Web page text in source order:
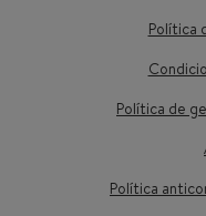
Política
Política de
Política